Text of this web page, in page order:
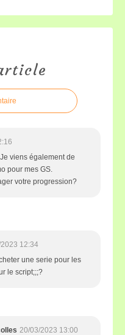
viens également de
pour mes GS.
votre progression?
12:34
une serie pour les
le script;;;?
20/03/2023 13:00